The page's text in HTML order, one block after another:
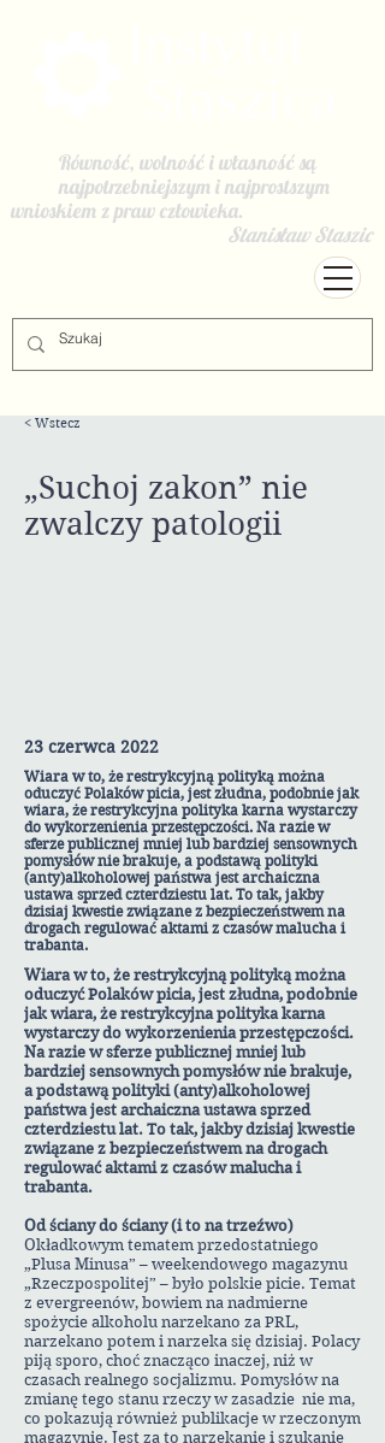
Równość, wolność i własność są
najpotrzebniejszym i najprostszym
wnioskiem z praw człowieka.
Stanisław Staszic
< Wstecz
„Suchoj zakon” nie
zwalczy patologii
23 czerwca 2022
Wiara w to, że restrykcyjną polityką można
oduczyć Polaków picia, jest złudna, podobnie jak
wiara, że restrykcyjna polityka karna wystarczy
do wykorzenienia przestępczości. Na razie w
sferze publicznej mniej lub bardziej sensownych
pomysłów nie brakuje, a podstawą polityki
(anty)alkoholowej państwa jest archaiczna
ustawa sprzed czterdziestu lat. To tak, jakby
dzisiaj kwestie związane z bezpieczeństwem na
drogach regulować aktami z czasów malucha i
trabanta.
Wiara w to, że restrykcyjną polityką można
oduczyć Polaków picia, jest złudna, podobnie
jak wiara, że restrykcyjna polityka karna
wystarczy do wykorzenienia przestępczości.
Na razie w sferze publicznej mniej lub
bardziej sensownych pomysłów nie brakuje,
a podstawą polityki (anty)alkoholowej
państwa jest archaiczna ustawa sprzed
czterdziestu lat. To tak, jakby dzisiaj kwestie
związane z bezpieczeństwem na drogach
regulować aktami z czasów malucha i
trabanta.
Od ściany do ściany (i to na trzeźwo)
Okładkowym tematem przedostatniego
„Plusa Minusa” – weekendowego magazynu
„Rzeczpospolitej” – było polskie picie. Temat
z evergreenów, bowiem na nadmierne
spożycie alkoholu narzekano za PRL,
narzekano potem i narzeka się dzisiaj. Polacy
piją sporo, choć znacząco inaczej, niż w
czasach realnego socjalizmu. Pomysłów na
zmianę tego stanu rzeczy w zasadzie nie ma,
co pokazują również publikacje w rzeczonym
magazynie. Jest za to narzekanie i szukanie